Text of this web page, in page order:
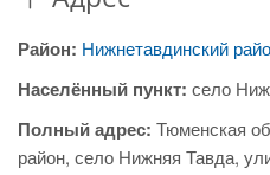
Район: Нижнетавдинский
Населённый пункт: село
Полный адрес: Тюменская
район, село Нижняя Тавда,